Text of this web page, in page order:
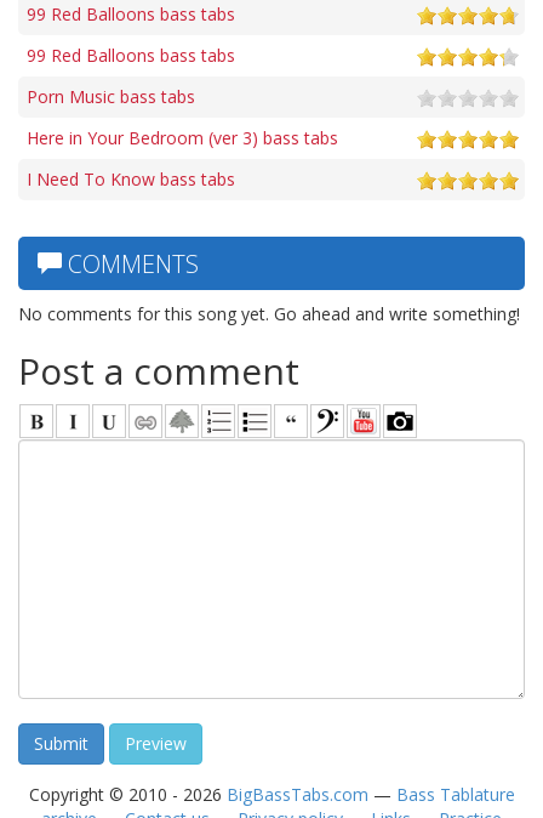
99 Red Balloons bass tabs
99 Red Balloons bass tabs
Porn Music bass tabs
Here in Your Bedroom (ver 3) bass tabs
I Need To Know bass tabs
COMMENTS
No comments for this song yet. Go ahead and write something!
Post a comment
Copyright © 2010 - 2026 BigBassTabs.com — Bass Tablature